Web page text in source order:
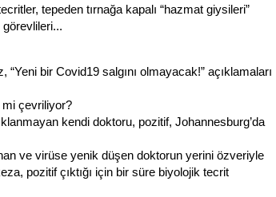
tepeden tırnağa kapalı “hazmat giysileri”
görevlileri...
bir Covid19 salgını olmayacak!” açıklamaları
çevriliyor?
kendi doktoru, pozitif, Johannesburg’da
ve virüse yenik düşen doktorun yerini özveriyle
pozitif çıktığı için bir süre biyolojik tecrit